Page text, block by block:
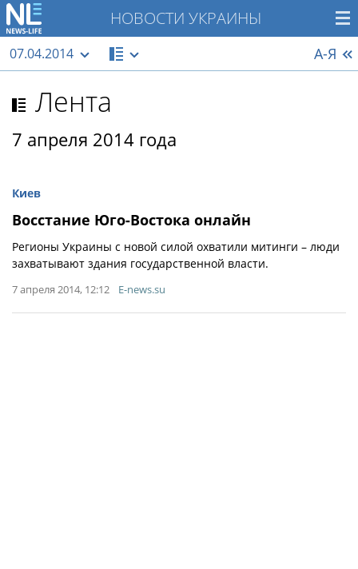
НОВОСТИ УКРАИНЫ
07.04.2014 А-Я
Лента
7 апреля 2014 года
Киев
Восстание Юго-Востока онлайн
Регионы Украины с новой силой охватили митинги – люди
захватывают здания государственной власти.
7 апреля 2014, 12:12 E-news.su